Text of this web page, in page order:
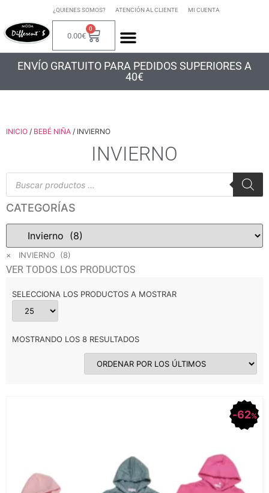
¿QUIENES SOMOS? ATENCIÓN AL CLIENTE MI CUENTA
0.00€
0
ENVÍO GRATUITO PARA PEDIDOS SUPERIORES A
40€
INICIO / BEBÉ NIÑA / INVIERNO
INVIERNO
CATEGORÍAS
× INVIERNO (8)
VER TODOS LOS PRODUCTOS
SELECCIONA LOS PRODUCTOS A MOSTRAR
MOSTRANDO LOS 8 RESULTADOS
62%